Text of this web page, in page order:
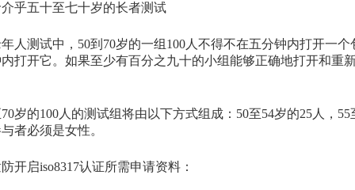
五十至七十岁的长者测试
试中，50到70岁的一组100人不得不在五分钟内打开一个
打开它。如果至少有百分之九十的小组能够正确地打开和重
的100人的测试组将由以下方式组成：50至54岁的25人，55
者必须是女性。
启iso8317认证所需申请资料：